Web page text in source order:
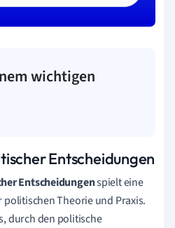
wichtigen
Entscheidungen
Entscheidungenspielt eine
Theorie und Praxis.
durch den politische